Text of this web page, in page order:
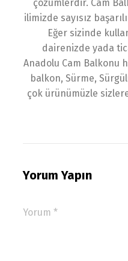
çözümlerdir. Cam
ilimizde sayısız
Eğer sizinde
dairenizde yada
Anadolu Cam Balkonu
balkon, Sürme,
çok ürünümüzle
Yorum Yapın